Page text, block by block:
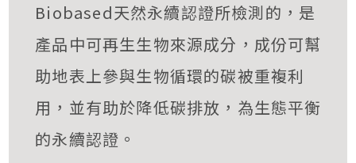
Biobased天然永續認證所檢測的，是
產品中可再生生物來源成分，成份可幫
助地表上參與生物循環的碳被重複利
用，並有助於降低碳排放，為生態平衡
的永續認證。